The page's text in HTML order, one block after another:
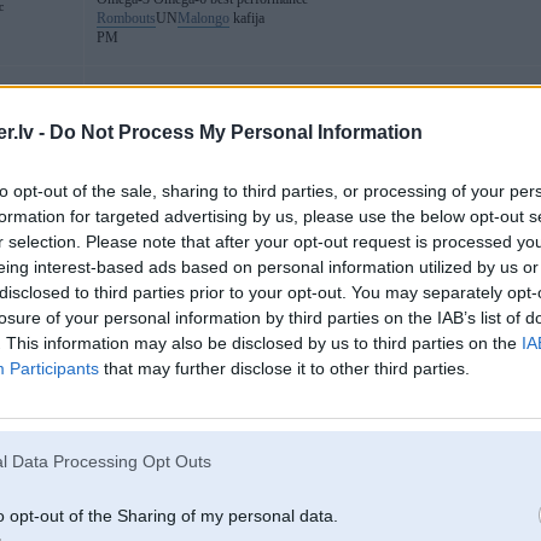
- Do Not Process My Personal Information
opt-out of the sale, sharing to third parties, or processing of your
for targeted advertising by us, please use the below opt-out
selection. Please note that after your opt-out request is processed
interest-based ads based on personal information utilized by us
to third parties prior to your opt-out. You may separately
of your personal information by third parties on the IAB’s list of
This information may also be disclosed by us to third parties on the
Participants that may further disclose it to other third parties.
Data Processing Opt Outs
opt-out of the Sharing of my personal data.
RomboutsUN Malongo kafija
PM
07. Aug 2013, 15:46